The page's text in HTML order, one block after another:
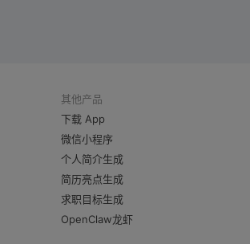
其他产品
下载 App
微信小程序
个人简介生成
简历亮点生成
求职目标生成
OpenClaw龙虾